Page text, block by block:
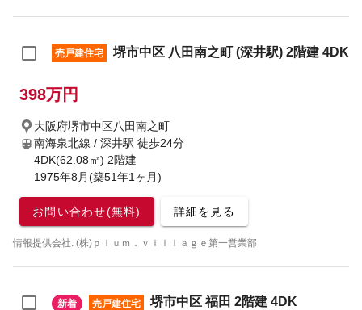
売戸建住宅 堺市中区 八田南之町 (深井駅) 2階建 4DK
398万円
大阪府堺市中区八田南之町
南海泉北線 / 深井駅 徒歩24分
4DK(62.08㎡) 2階建
1975年8月(築51年1ヶ月)
お問い合わせ(無料) 詳細を見る
情報提供会社: (株)ｐｌｕｍ．ｖｉｌｌａｇｅ第一営業部
新着 売戸建住宅 堺市中区 福田 2階建 4DK